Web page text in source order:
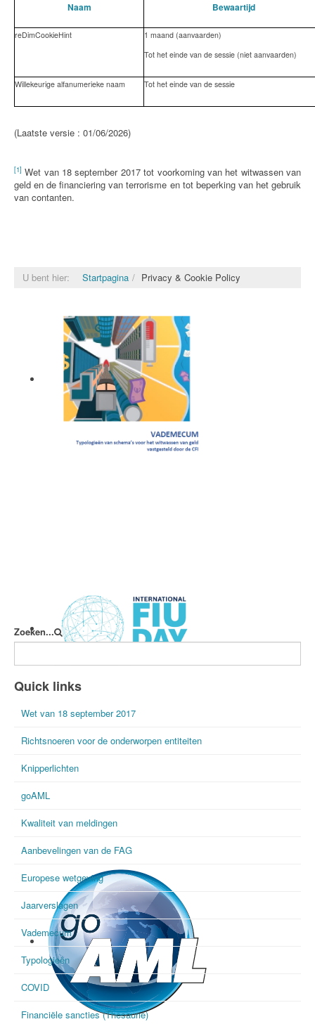
Naam Bewaartijd
reDimCookieHint
1 maand (aanvaarden)
Tot het einde van de sessie (niet aanvaarden)
Willekeurige alfanumerieke naam Tot het einde van de sessie
(Laatste versie : 01/06/2026)
[1] Wet van 18 september 2017 tot voorkoming van het witwassen van
geld en de financiering van terrorisme en tot beperking van het gebruik
van contanten.
U bent hier: Startpagina Privacy & Cookie Policy
International FIU Day
Zoeken...
Quick links
Wet van 18 september 2017
Richtsnoeren voor de onderworpen entiteiten
Knipperlichten
goAML
Kwaliteit van meldingen
Aanbevelingen van de FAG
Europese wetgeving
Jaarverslagen
Vademecum
Typologieën
COVID
Financiële sancties (Thesaurie)